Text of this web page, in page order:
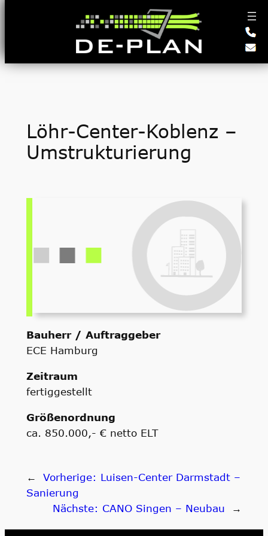
Löhr-Center-Koblenz –
Umstrukturierung
Bauherr / Auftraggeber
ECE Hamburg
Zeitraum
fertiggestellt
Größenordnung
ca. 850.000,- € netto ELT
← Vorherige: Luisen-Center Darmstadt –
Sanierung
Nächste: CANO Singen – Neubau →